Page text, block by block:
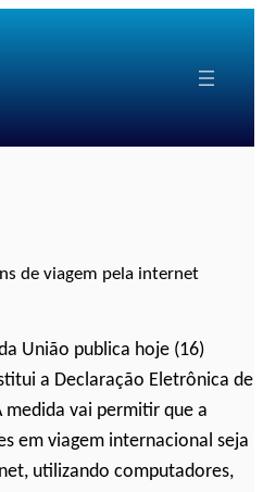
de viagem pela internet
União publica hoje (16)
a Declaração Eletrônica de
medida vai permitir que a
em viagem internacional seja
utilizando computadores,